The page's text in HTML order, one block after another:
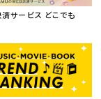
サービス どこでも